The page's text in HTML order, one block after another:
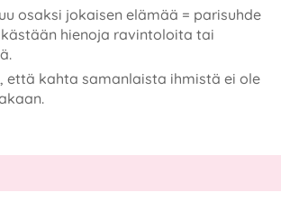
osaksi jokaisen elämää = parisuhde
hienoja ravintoloita tai
että kahta samanlaista ihmistä ei ole